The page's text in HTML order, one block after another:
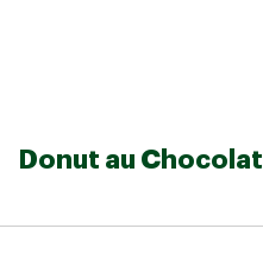
Donut au Chocolat